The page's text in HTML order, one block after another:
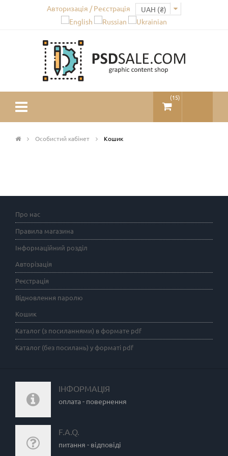
Авторизація / Реєстрація
(15)
Особистий кабінет Кошик
Про нас
Правила магазина
Інформаційний розділ
Авторізація
Реєстрація
Відновлення паролю
Кошик
Каталог (з посиланнями) в формате pdf
Каталог (без посилань) у форматі pdf
ІНФОРМАЦІЯ
оплата - повернення
F.A.Q.
питання - відповіді